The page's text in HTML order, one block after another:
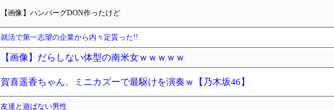
【画像】ハンバーグDON作ったけど
就活で第一志望の企業から内々定貰った!!
【画像】だらしない体型の南米女ｗｗｗｗｗ
賀喜遥香ちゃん、ミニカズーで最駆けを演奏ｗ【乃木坂46】
友達と遊ばない男性